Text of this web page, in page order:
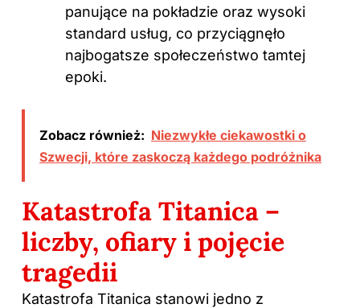
panujące na pokładzie oraz wysoki
standard usług, co przyciągnęło
najbogatsze społeczeństwo tamtej
epoki.
Zobacz również: Niezwykłe ciekawostki o
Szwecji, które zaskoczą każdego podróżnika
Katastrofa Titanica –
liczby, ofiary i pojęcie
tragedii
Katastrofa Titanica stanowi jedno z